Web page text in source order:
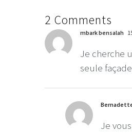
2 Comments
mbark bensalah
Je cherche
seule
Je